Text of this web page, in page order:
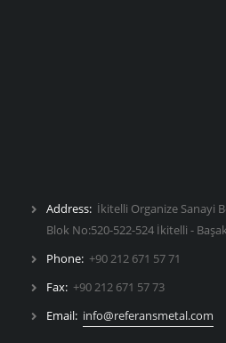
Address: İkitelli Organize Sanayi
Blok No:520-522-524 İkitelli -
Phone: +90 212 671 57 71
Fax: +90 212 671 57 73
Email: info@referansmetal.com